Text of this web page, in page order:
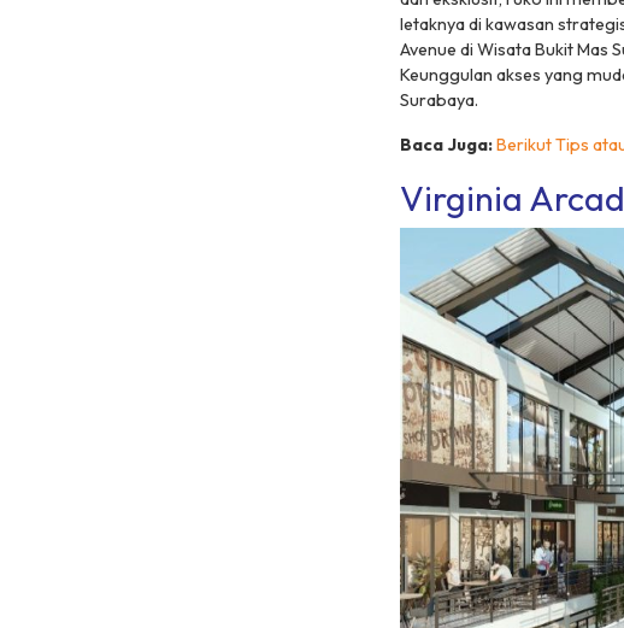
letaknya di kawasan
Avenue di Wisata Bukit Mas
Keunggulan akses yang
Surabaya.
Baca Juga:Berikut Tips
Virginia